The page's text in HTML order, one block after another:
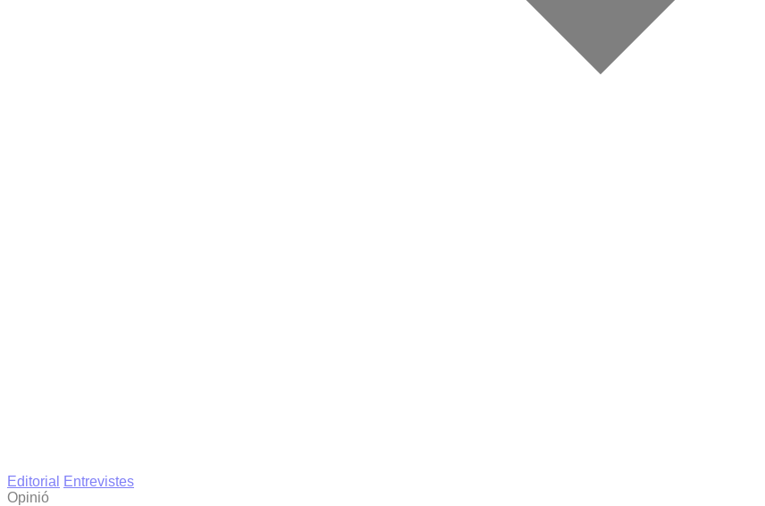
Editorial
Entrevistes
Opinió